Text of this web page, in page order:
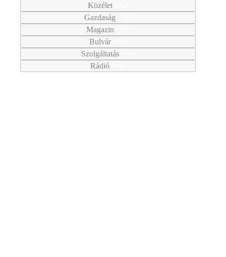
Közélet
Gazdaság
Magazin
Bulvár
Szolgáltatás
Rádió